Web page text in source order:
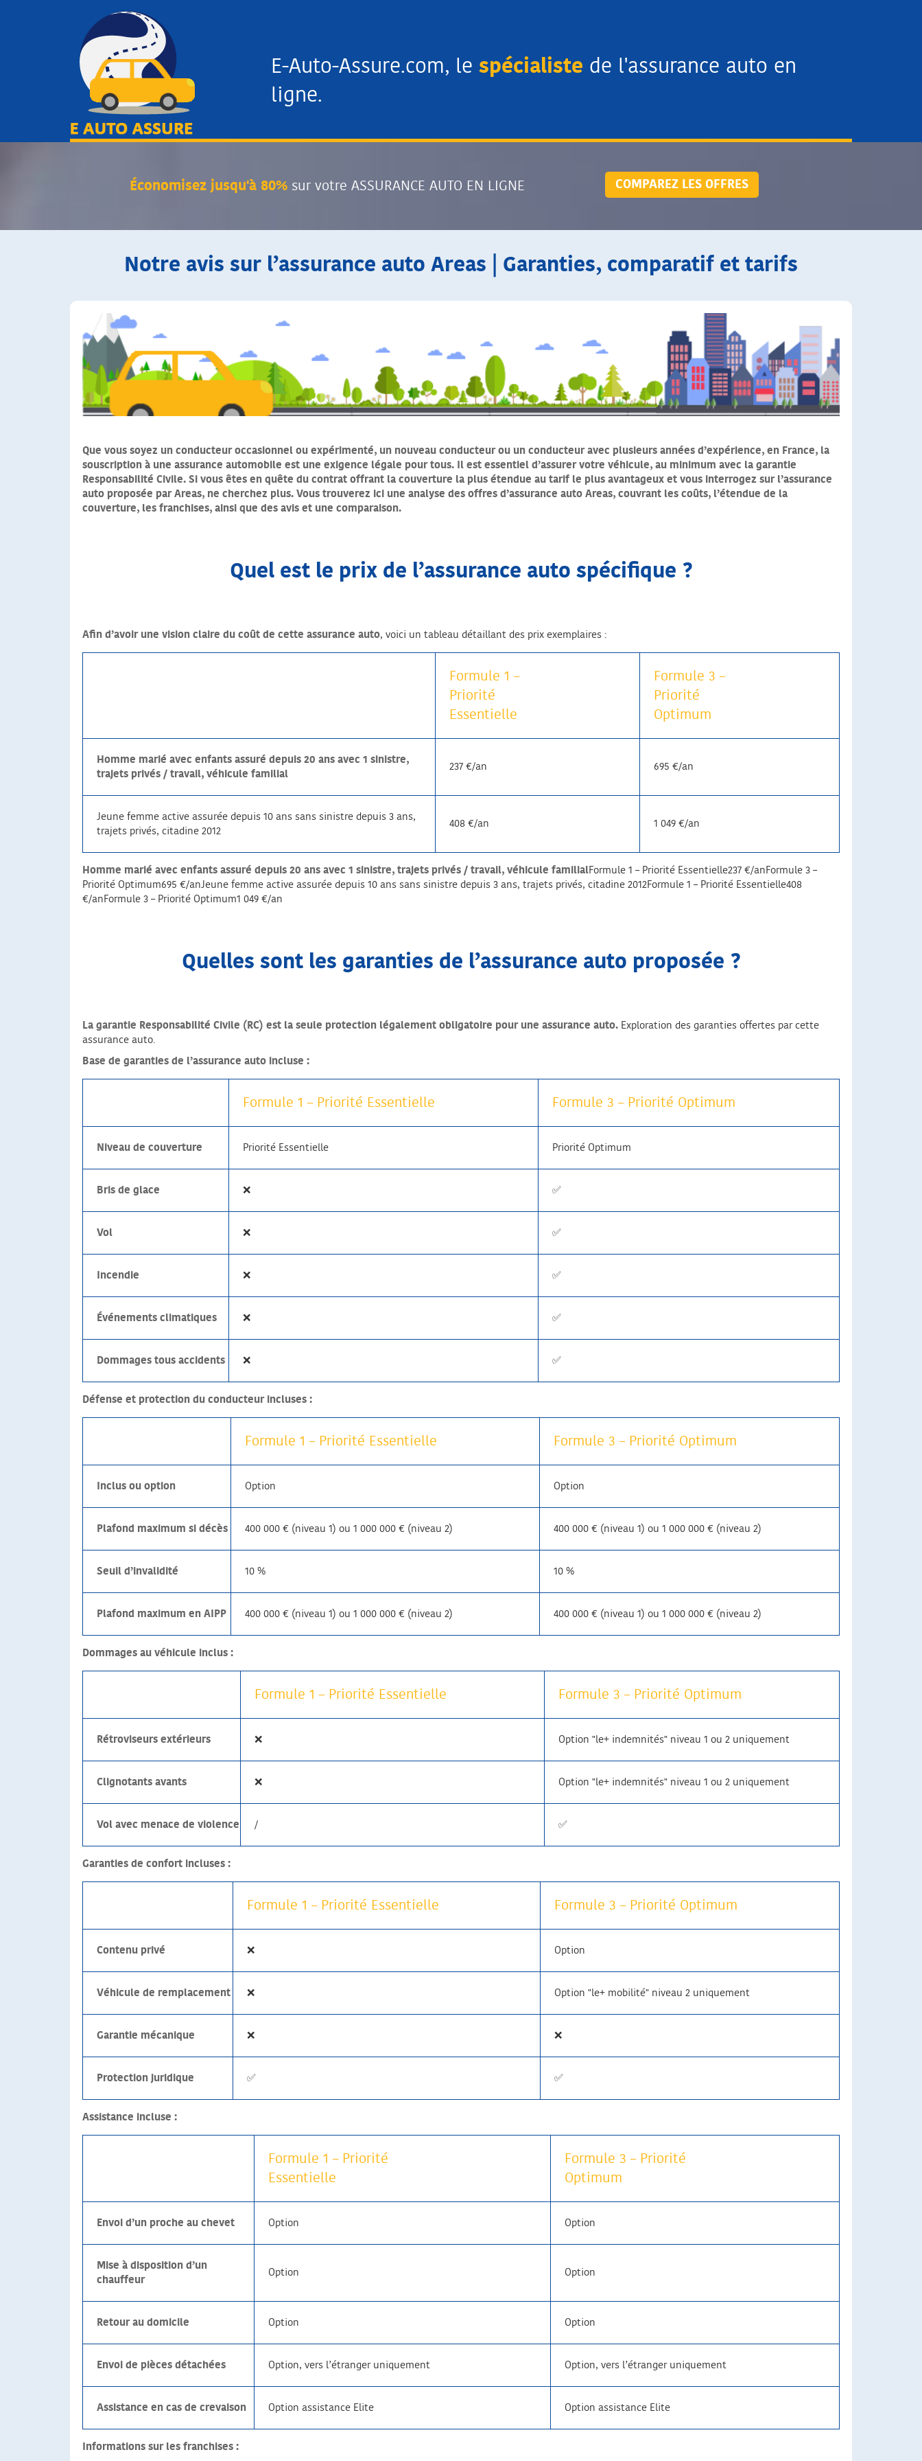
E-Auto-Assure.com, le spécialiste de l'assurance auto en
ligne.
Économisez jusqu'à 80% sur votre ASSURANCE AUTO EN LIGNE COMPAREZ LES OFFRES
Notre avis sur l’assurance auto Areas | Garanties, comparatif et tarifs
Que vous soyez un conducteur occasionnel ou expérimenté, un nouveau conducteur ou un conducteur avec plusieurs années d’expérience, en France, la
souscription à une assurance automobile est une exigence légale pour tous. Il est essentiel d’assurer votre véhicule, au minimum avec la garantie
Responsabilité Civile. Si vous êtes en quête du contrat offrant la couverture la plus étendue au tarif le plus avantageux et vous interrogez sur l’assurance
auto proposée par Areas, ne cherchez plus. Vous trouverez ici une analyse des offres d’assurance auto Areas, couvrant les coûts, l’étendue de la
couverture, les franchises, ainsi que des avis et une comparaison.
Quel est le prix de l’assurance auto spécifique ?
Afin d’avoir une vision claire du coût de cette assurance auto, voici un tableau détaillant des prix exemplaires :
Formule 1 –
Priorité
Essentielle
Formule 3 –
Priorité
Optimum
Homme marié avec enfants assuré depuis 20 ans avec 1 sinistre,
trajets privés / travail, véhicule familial
237 €/an 695 €/an
Jeune femme active assurée depuis 10 ans sans sinistre depuis 3 ans,
trajets privés, citadine 2012
408 €/an 1 049 €/an
Homme marié avec enfants assuré depuis 20 ans avec 1 sinistre, trajets privés / travail, véhicule familialFormule 1 – Priorité Essentielle237 €/anFormule 3 –
Priorité Optimum695 €/anJeune femme active assurée depuis 10 ans sans sinistre depuis 3 ans, trajets privés, citadine 2012Formule 1 – Priorité Essentielle408
€/anFormule 3 – Priorité Optimum1 049 €/an
Quelles sont les garanties de l’assurance auto proposée ?
La garantie Responsabilité Civile (RC) est la seule protection légalement obligatoire pour une assurance auto. Exploration des garanties offertes par cette
assurance auto.
Base de garanties de l’assurance auto incluse :
Formule 1 – Priorité Essentielle Formule 3 – Priorité Optimum
Niveau de couverture Priorité Essentielle Priorité Optimum
Bris de glace ❌ ✅
Vol ❌ ✅
Incendie ❌ ✅
Événements climatiques ❌ ✅
Dommages tous accidents ❌ ✅
Défense et protection du conducteur incluses :
Formule 1 – Priorité Essentielle Formule 3 – Priorité Optimum
Inclus ou option Option Option
Plafond maximum si décès 400 000 € (niveau 1) ou 1 000 000 € (niveau 2) 400 000 € (niveau 1) ou 1 000 000 € (niveau 2)
Seuil d’invalidité 10 % 10 %
Plafond maximum en AIPP 400 000 € (niveau 1) ou 1 000 000 € (niveau 2) 400 000 € (niveau 1) ou 1 000 000 € (niveau 2)
Dommages au véhicule inclus :
Formule 1 – Priorité Essentielle Formule 3 – Priorité Optimum
Rétroviseurs extérieurs ❌ Option "le+ indemnités" niveau 1 ou 2 uniquement
Clignotants avants ❌ Option "le+ indemnités" niveau 1 ou 2 uniquement
Vol avec menace de violence / ✅
Garanties de confort incluses :
Formule 1 – Priorité Essentielle Formule 3 – Priorité Optimum
Contenu privé ❌ Option
Véhicule de remplacement ❌ Option "le+ mobilité" niveau 2 uniquement
Garantie mécanique ❌ ❌
Protection juridique ✅ ✅
Assistance incluse :
Formule 1 – Priorité
Essentielle
Formule 3 – Priorité
Optimum
Envoi d’un proche au chevet Option Option
Mise à disposition d’un
chauffeur
Option Option
Retour au domicile Option Option
Envoi de pièces détachées Option, vers l’étranger uniquement Option, vers l’étranger uniquement
Assistance en cas de crevaison Option assistance Elite Option assistance Elite
Informations sur les franchises :